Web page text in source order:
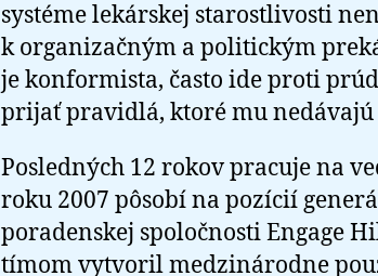
systéme lekárskej starostlivosti
k organizačným a politickým
je konformista, často ide proti
prijať pravidlá, ktoré mu nedávajú
Posledných 12 rokov pracuje na
roku 2007 pôsobí na pozícií
poradenskej spoločnosti Engage
tímom vytvoril medzinárodne